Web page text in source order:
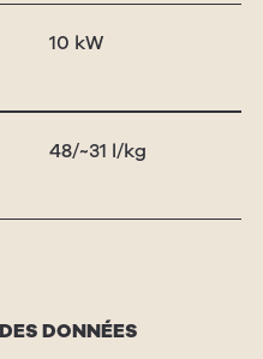
10 kW
48/~31 l/kg
DONNÉES